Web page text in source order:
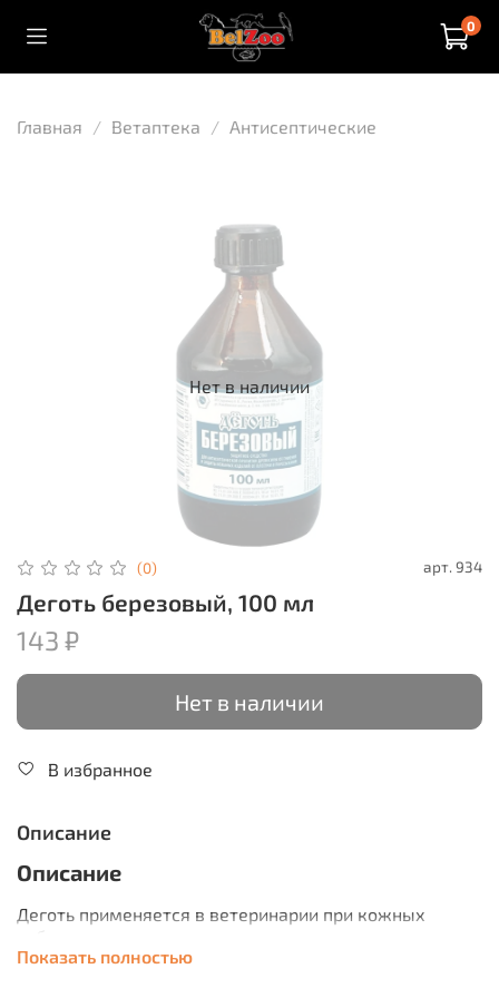
0
Главная Ветаптека Антисептические
Нет в наличии
(0) арт. 934
Деготь березовый, 100 мл
143 ₽
Нет в наличии
В избранное
Описание
Описание
Деготь применяется в ветеринарии при кожных
фурункулез, пиодермии, пролежни, ожоги, язвы,
Показать полностью